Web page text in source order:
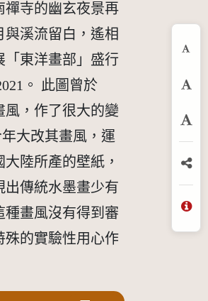
禪寺的幽玄夜景再
溪流留白，遙相
東洋畫部」盛行
。 此圖曾於
風，作了很大的變
大改其畫風，運
陸所產的壁紙，
出傳統水墨畫少有
畫風沒有得到審
殊的實驗性用心作
放
分